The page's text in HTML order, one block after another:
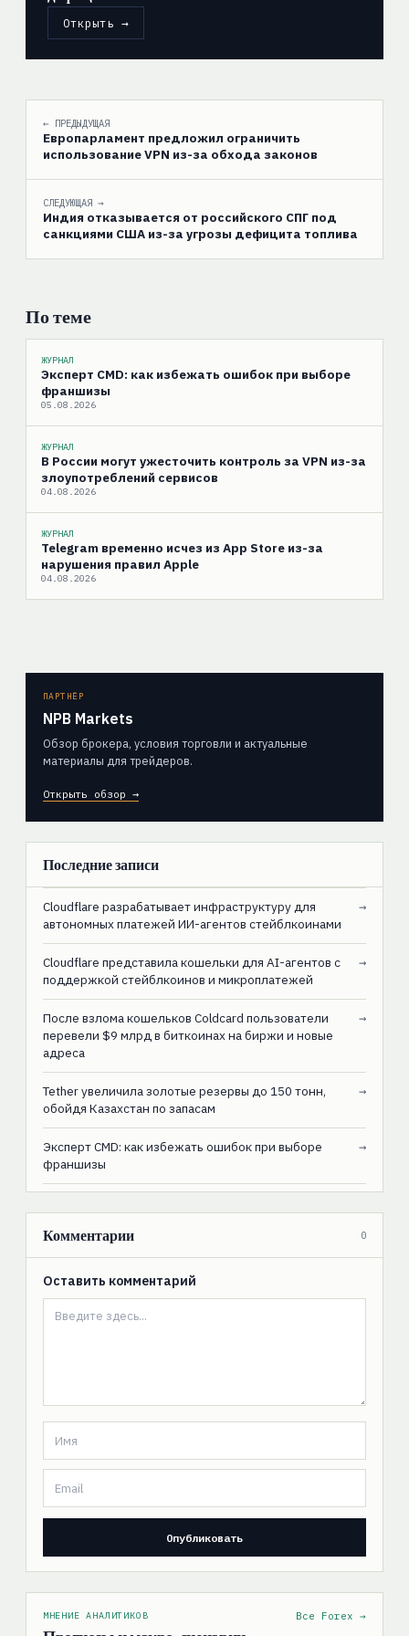
Открыть →
← ПРЕДЫДУЩАЯ
Европарламент предложил ограничить
использование VPN из-за обхода законов
СЛЕДУЮЩАЯ →
Индия отказывается от российского СПГ под
санкциями США из-за угрозы дефицита топлива
По теме
ЖУРНАЛ
Эксперт CMD: как избежать ошибок при выборе
франшизы
05.08.2026
ЖУРНАЛ
В России могут ужесточить контроль за VPN из-за
злоупотреблений сервисов
04.08.2026
ЖУРНАЛ
Telegram временно исчез из App Store из-за
нарушения правил Apple
04.08.2026
ПАРТНЁР
NPB Markets
Обзор брокера, условия торговли и актуальные
материалы для трейдеров.
Открыть обзор →
Последние записи
Cloudflare разрабатывает инфраструктуру для
автономных платежей ИИ-агентов стейблкоинами
→
Cloudflare представила кошельки для AI-агентов с
поддержкой стейблкоинов и микроплатежей
→
После взлома кошельков Coldcard пользователи
перевели $9 млрд в биткоинах на биржи и новые
адреса
→
Tether увеличила золотые резервы до 150 тонн,
обойдя Казахстан по запасам
→
Эксперт CMD: как избежать ошибок при выборе
франшизы
→
Комментарии 0
Оставить комментарий
МНЕНИЕ АНАЛИТИКОВ Все Forex →